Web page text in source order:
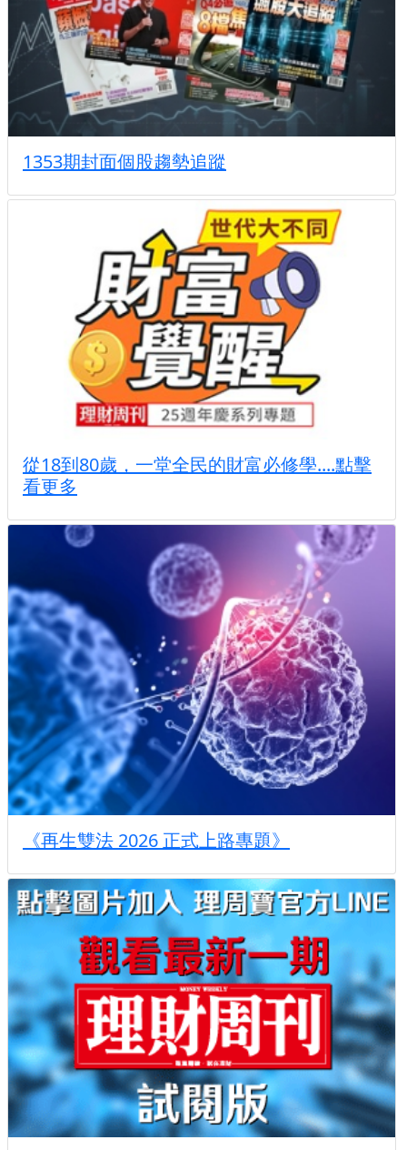
1353期封面個股趨勢追蹤
從18到80歲，一堂全民的財富必修學....點擊
看更多
《再生雙法 2026 正式上路專題》